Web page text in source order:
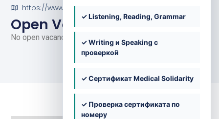
✓ Listening, Reading, Grammar
✓ Writing и Speaking с
проверкой
✓ Сертификат Medical Solidarity
✓ Проверка сертификата по
номеру
https://www.facebook.com/SMCHRiyadh/
Open Vacancies
No open vacancies at the moment.